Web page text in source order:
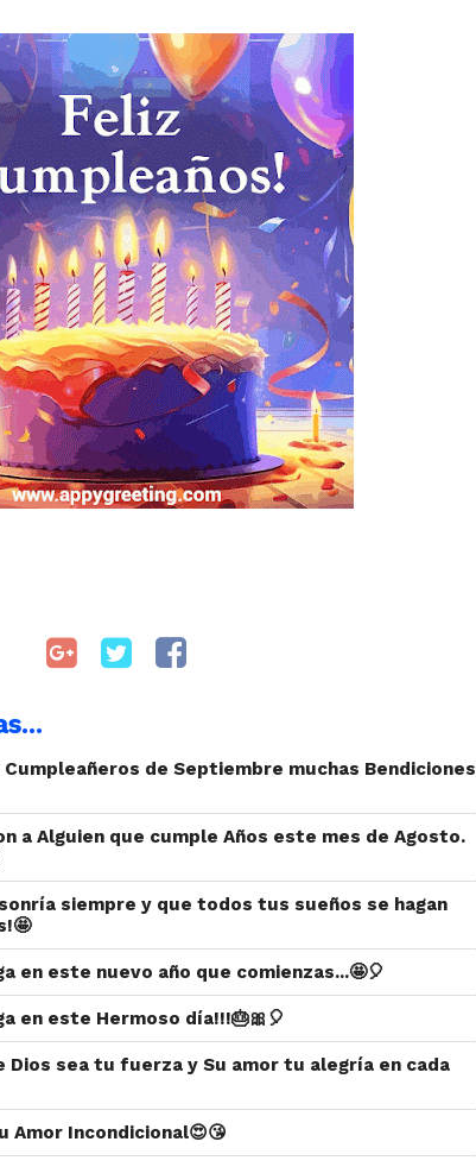
de Septiembre muchas Bendiciones
a Alguien que cumple Años este mes de Agosto.
siempre y que todos tus sueños se hagan
en este nuevo año que comienzas...🤩🎈
en este Hermoso día!!!🎂🎀🎈
Dios sea tu fuerza y Su amor tu alegría en cada
Amor Incondicional😍😘